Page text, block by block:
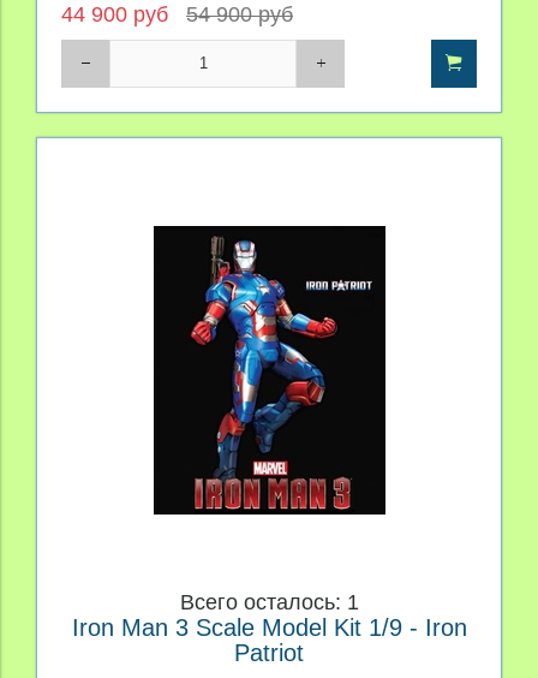
44 900 руб 54 900 руб
Всего осталось: 1
Iron Man 3 Scale Model Kit 1/9 - Iron
Patriot